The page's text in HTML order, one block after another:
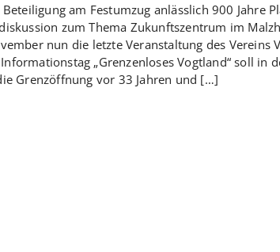
Beteiligung am Festumzug anlässlich 900 Jahre
zum Thema Zukunftszentrum im
nun die letzte Veranstaltung des Vereins
„Grenzenloses Vogtland“ soll in
Grenzöffnung vor 33 Jahren und […]